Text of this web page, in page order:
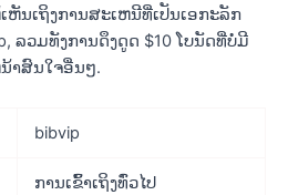
ນເຖິງການສະເຫນີທີ່ເປັນເອກະລັກ
ລວມທັງການດຶງດູດ $10 ໂບນັດທີ່ບໍ່ມີ
າສົນໃຈອື່ນໆ.
bibvip
ການເຂົ້າເຖິງທົ່ວໄປ